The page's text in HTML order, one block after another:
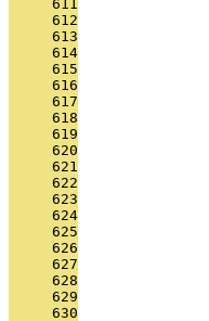
     611
     612
     613
     614
     615
     616
     617
     618
     619
     620
     621
     622
     623
     624
     625
     626
     627
     628
     629
     630